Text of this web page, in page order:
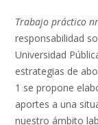
Trabajo práctico
responsabilidad
Universidad
estrategias de
1 se propone
aportes a una
nuestro ámbito